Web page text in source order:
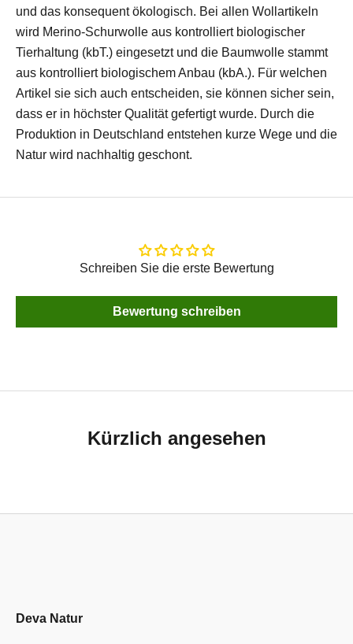
und das konsequent ökologisch. Bei allen Wollartikeln
wird Merino-Schurwolle aus kontrolliert biologischer
Tierhaltung (kbT.) eingesetzt und die Baumwolle stammt
aus kontrolliert biologischem Anbau (kbA.). Für welchen
Artikel sie sich auch entscheiden, sie können sicher sein,
dass er in höchster Qualität gefertigt wurde. Durch die
Produktion in Deutschland entstehen kurze Wege und die
Natur wird nachhaltig geschont.
Schreiben Sie die erste Bewertung
Bewertung schreiben
Kürzlich angesehen
Deva Natur